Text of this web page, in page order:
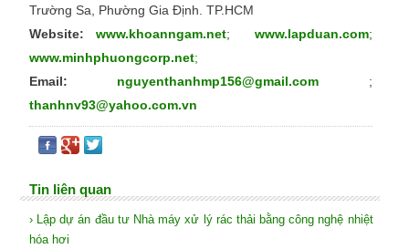
Trường Sa, Phường Gia Định. TP.HCM
Website:
www.khoanngam.net; www.lapduan.com;
www.minhphuongcorp.net;
Email: nguyenthanhmp156@gmail.com ;
thanhnv93@yahoo.com.vn
Tin liên quan
› Lập dự án đầu tư Nhà máy xử lý rác thải bằng công nghệ nhiệt
hóa hơi